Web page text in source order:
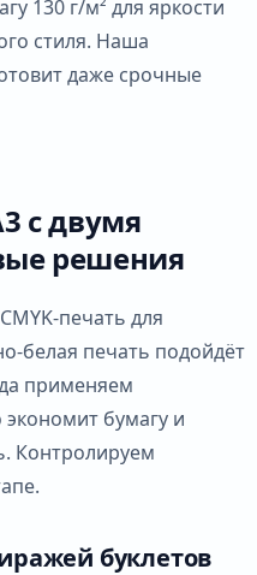
130 г/м² для яркости
стиля. Наша
даже срочные
с двумя
решения
печать для
белая печать подойдёт
применяем
бумагу и
Контролируем
буклетов